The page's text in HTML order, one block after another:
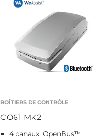
BOÎTIERS DE CONTRÔLE
CO61 MK2
4 canaux, OpenBus™